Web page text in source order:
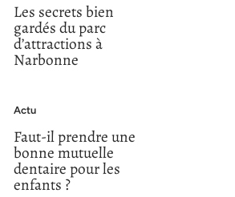
Les secrets bien
gardés du parc
d’attractions à
Narbonne
Actu
Faut-il prendre une
bonne mutuelle
dentaire pour les
enfants ?